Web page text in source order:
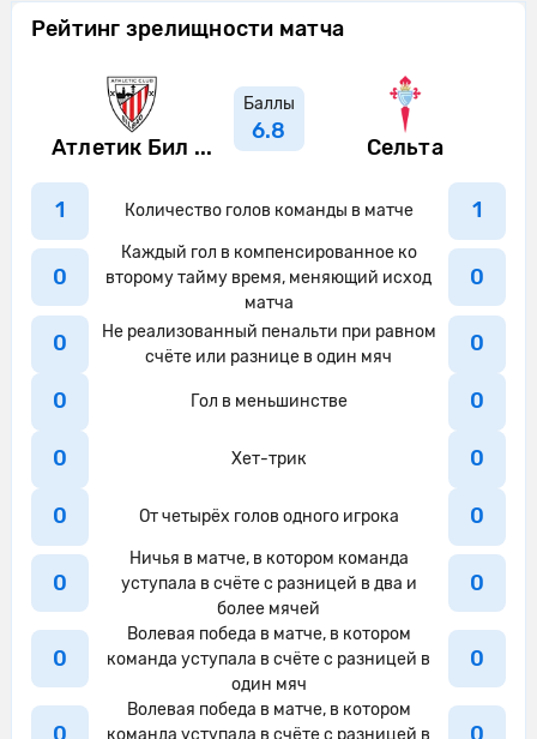
Юри Берчиче из команды Атлетик
находит партнера по команде в
штрафной.
Атлетик Бильбао пытается что-то
28'
Javi Rodriguez ослабляет давление,
выбив мяч.
28'
Атлетик Бильбао совершает
вбрасывание на половине поля
противника
Fer Lopez из команды Сельта
перехватывает навес, направленный
в сторону штрафной.
28'
Судья сигнализирует, что Иньиго
Руис де Галаррета из команды Сельта
поставил подножку. Пострадал
Ферран Хутгла
29'
Иньиго Руис де Галаррета выполняет
отбор и завладевает мячом для своей
Рейтинг зрелищности матча
Атлетик Бил ...
Баллы
6.8
Сельта
1 Количество голов команды в матче 1
0
Каждый гол в компенсированное ко
второму тайму время, меняющий исход
матча
0
0
Не реализованный пенальти при равном
счёте или разнице в один мяч
0
0 Гол в меньшинстве 0
0 Хет-трик 0
0 От четырёх голов одного игрока 0
0
Ничья в матче, в котором команда
уступала в счёте с разницей в два и
более мячей
0
0
Волевая победа в матче, в котором
команда уступала в счёте с разницей в
один мяч
0
Волевая победа в матче, в котором
команда уступала в счёте с разницей в